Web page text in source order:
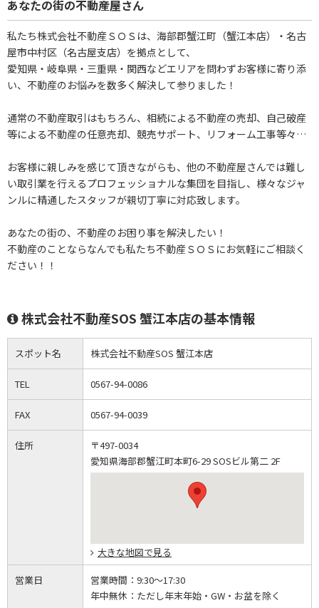
あなたの街の不動産屋さん
私たち株式会社不動産ＳＯＳは、海部郡蟹江町（蟹江本店）・名古
屋市中村区（名古屋支店）を拠点として、
愛知県・岐阜県・三重県・関西などエリアを問わずお客様に寄り添
い、不動産のお悩みを数多く解決して参りました！
通常の不動産取引はもちろん、相続による不動産の売却、自己破産
等による不動産の任意売却、競売サポート、リフォーム工事等々…
お客様に親しみを感じて頂きながらも、他の不動産屋さんでは難し
い取引業を行えるプロフェッショナルな集団を目指し、様々なジャ
ンルに精通したスタッフが親切丁寧に対応致します。
あなたの街の、不動産のお困り事を解決したい！
不動産のことならなんでも私たち不動産ＳＯＳにお気軽にご相談く
ださい！！
株式会社不動産SOS 蟹江本店の基本情報
スポット名 株式会社不動産SOS 蟹江本店
TEL 0567-94-0086
FAX 0567-94-0039
住所
〒497-0034
愛知県海部郡蟹江町本町6-29 SOSビル第二 2F
大きな地図で見る
営業日 営業時間： 9:30～17:30
年中無休： ただし年末年始・GW・お盆を除く